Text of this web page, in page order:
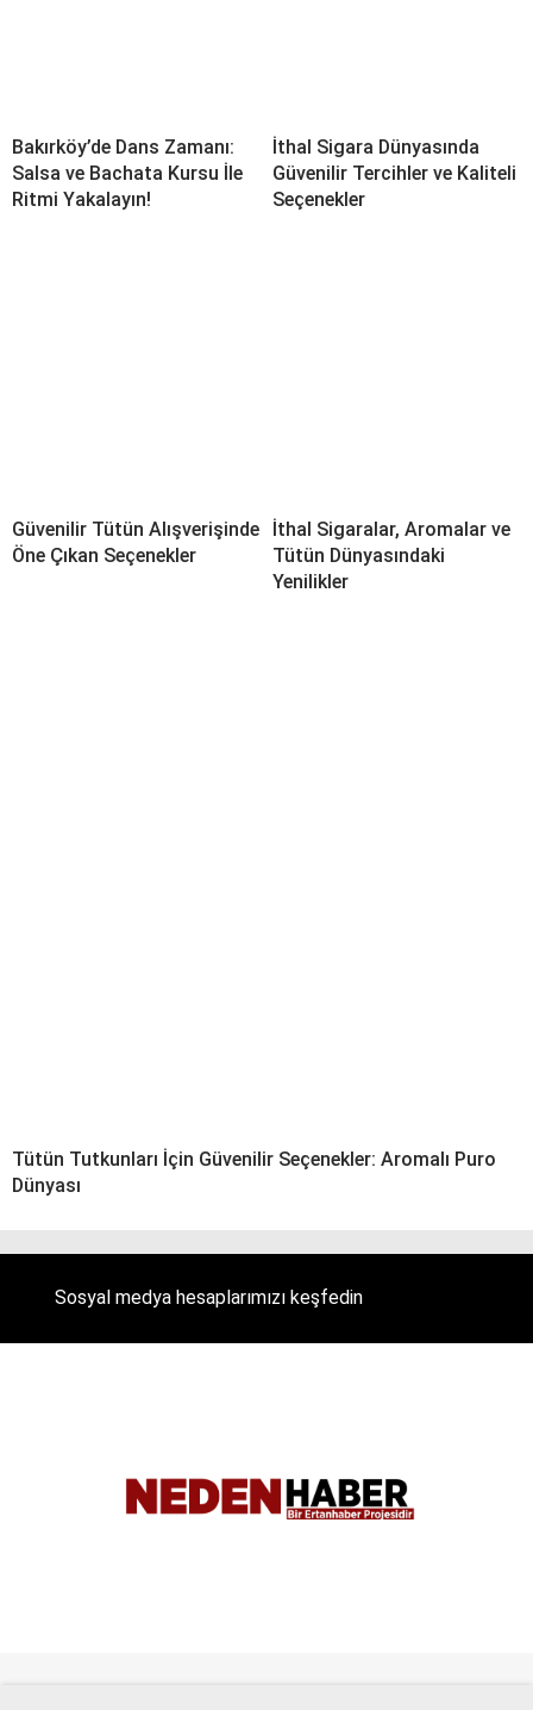
Bakırköy’de Dans Zamanı:
Salsa ve Bachata Kursu İle
Ritmi Yakalayın!
İthal Sigara Dünyasında
Güvenilir Tercihler ve Kaliteli
Seçenekler
Güvenilir Tütün Alışverişinde
Öne Çıkan Seçenekler
İthal Sigaralar, Aromalar ve
Tütün Dünyasındaki
Yenilikler
Tütün Tutkunları İçin Güvenilir Seçenekler: Aromalı Puro
Dünyası
Sosyal medya hesaplarımızı keşfedin